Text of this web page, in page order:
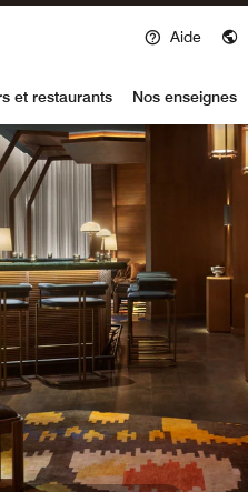
Aide
et restaurants Nos enseignes